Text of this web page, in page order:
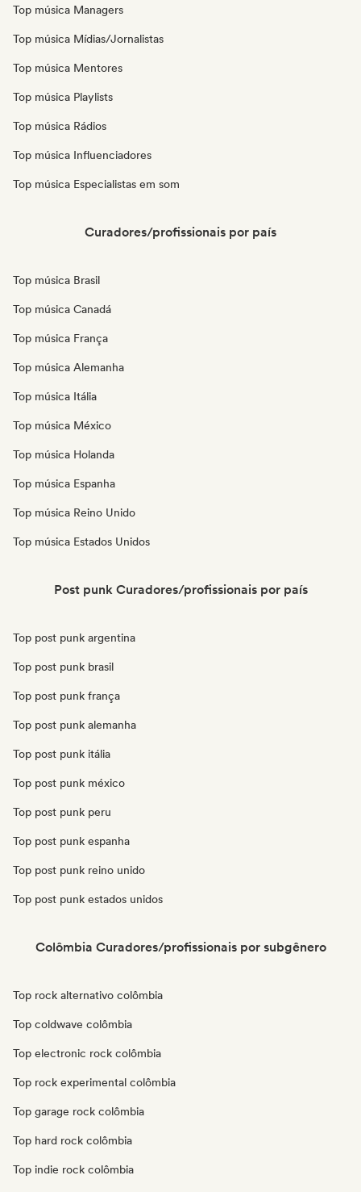
Top música Managers
Top música Mídias/Jornalistas
Top música Mentores
Top música Playlists
Top música Rádios
Top música Influenciadores
Top música Especialistas em som
Curadores/profissionais por país
Top música Brasil
Top música Canadá
Top música França
Top música Alemanha
Top música Itália
Top música México
Top música Holanda
Top música Espanha
Top música Reino Unido
Top música Estados Unidos
Post punk Curadores/profissionais por país
Top post punk argentina
Top post punk brasil
Top post punk frança
Top post punk alemanha
Top post punk itália
Top post punk méxico
Top post punk peru
Top post punk espanha
Top post punk reino unido
Top post punk estados unidos
Colômbia Curadores/profissionais por subgênero
Top rock alternativo colômbia
Top coldwave colômbia
Top electronic rock colômbia
Top rock experimental colômbia
Top garage rock colômbia
Top hard rock colômbia
Top indie rock colômbia